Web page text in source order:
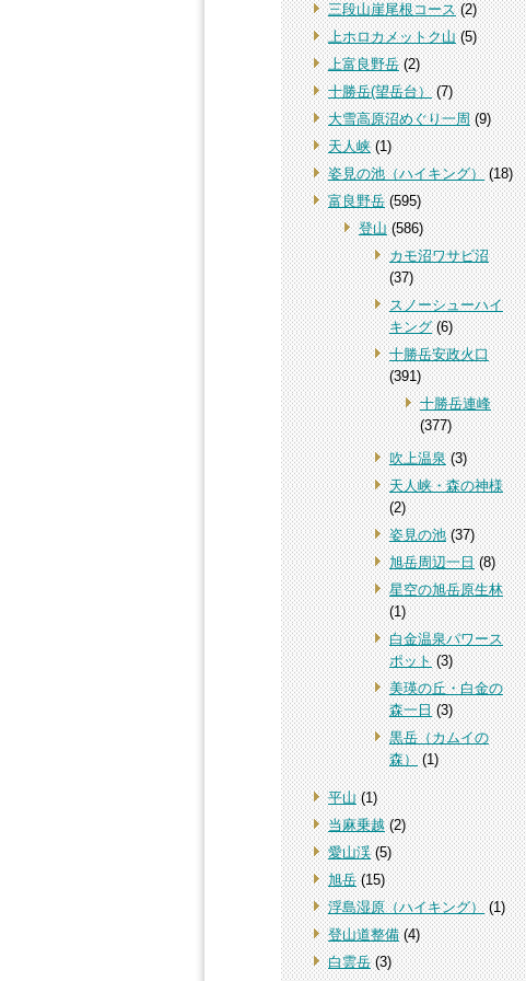
三段山崖尾根コース(2)
上ホロカメットク山(5)
上富良野岳(2)
十勝岳(望岳台）(7)
大雪高原沼めぐり一周(9)
天人峡(1)
姿見の池（ハイキング）(18)
富良野岳(595)
登山(586)
カモ沼ワサビ沼
(37)
スノーシューハイ
キング(6)
十勝岳安政火口
(391)
十勝岳連峰
(377)
吹上温泉(3)
天人峡・森の神様
(2)
姿見の池(37)
旭岳周辺一日(8)
星空の旭岳原生林
(1)
白金温泉パワース
ポット(3)
美瑛の丘・白金の
森一日(3)
黒岳（カムイの
森）(1)
平山(1)
当麻乗越(2)
愛山渓(5)
旭岳(15)
浮島湿原（ハイキング）(1)
登山道整備(4)
白雲岳(3)